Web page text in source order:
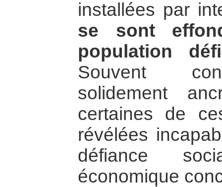
installées par
se sont
population
Souvent
solidement
certaines de
révélées
défiance
économique